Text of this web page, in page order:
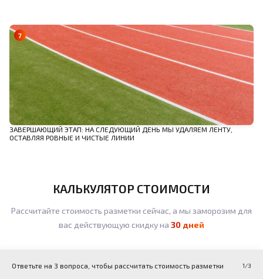
ЗАВЕРШАЮЩИЙ ЭТАП: НА СЛЕДУЮЩИЙ ДЕНЬ МЫ УДАЛЯЕМ ЛЕНТУ,
ОСТАВЛЯЯ РОВНЫЕ И ЧИСТЫЕ ЛИНИИ
КАЛЬКУЛЯТОР СТОИМОСТИ
Рассчитайте стоимость разметки сейчас, а мы заморозим для
вас действующую скидку на 30 дней
Ответьте на 3 вопроса, чтобы рассчитать стоимость разметки 1/3